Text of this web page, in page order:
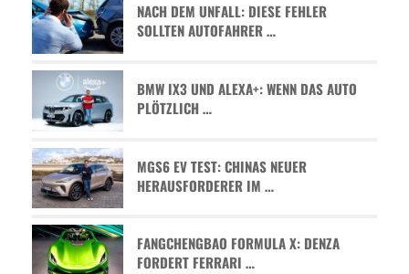
NACH DEM UNFALL: DIESE FEHLER
SOLLTEN AUTOFAHRER …
BMW IX3 UND ALEXA+: WENN DAS AUTO
PLÖTZLICH …
MGS6 EV TEST: CHINAS NEUER
HERAUSFORDERER IM …
FANGCHENGBAO FORMULA X: DENZA
FORDERT FERRARI …